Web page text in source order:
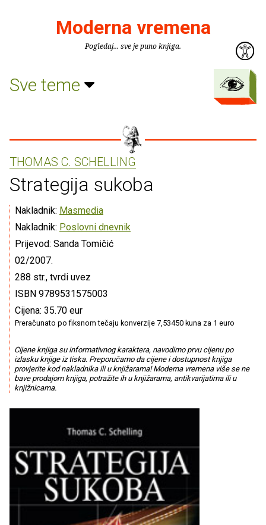
Moderna vremena
Pogledaj... sve je puno knjiga.
Sve teme
THOMAS C. SCHELLING
Strategija sukoba
Nakladnik: Masmedia
Nakladnik: Poslovni dnevnik
Prijevod: Sanda Tomičić
02/2007.
288 str., tvrdi uvez
ISBN 9789531575003
Cijena: 35.70 eur
Preračunato po fiksnom tečaju konverzije 7,53450 kuna za 1 euro
Cijene knjiga su informativnog karaktera, navodimo prvu cijenu po
izlasku knjige iz tiska. Preporučamo da cijene i dostupnost knjiga
provjerite kod nakladnika ili u knjižarama! Moderna vremena više se ne
bave prodajom knjiga, potražite ih u knjižarama, antikvarijatima ili u
knjižnicama.